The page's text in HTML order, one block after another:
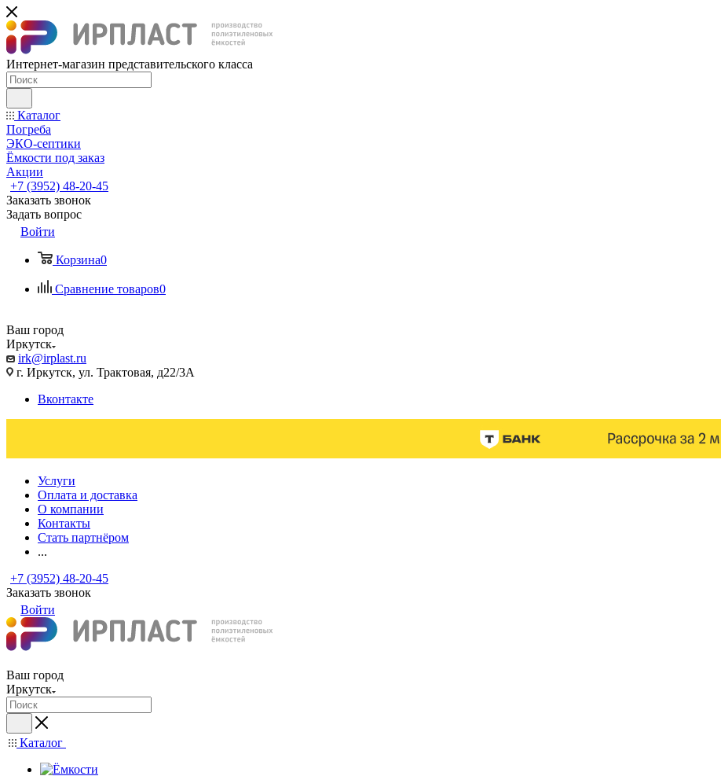
Интернет-магазин представительского класса
Каталог
Погреба
ЭКО-септики
Ёмкости под заказ
Акции
+7 (3952) 48-20-45
Заказать звонок
Задать вопрос
Войти
Корзина0
Сравнение товаров0
Ваш город
Иркутск
irk@irplast.ru
г. Иркутск, ул. Трактовая, д22/3А
Вконтакте
Услуги
Оплата и доставка
О компании
Контакты
Стать партнёром
...
+7 (3952) 48-20-45
Заказать звонок
Войти
Ваш город
Иркутск
Каталог